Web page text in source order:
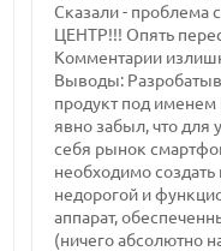
Сказали -
ЦЕНТР!!! Опять
Комментарии
Выводы:
продукт под именем
явно забыл, что для
себя рынок
необходимо создать
недорогой и
аппарат,
(ничего абсолютно